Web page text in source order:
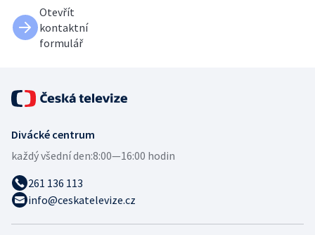
Otevřít
kontaktní
formulář
Divácké centrum
každý všední den:8:00—16:00 hodin
261 136 113
info@ceskatelevize.cz